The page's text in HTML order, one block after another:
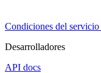
Condiciones del servicio
Desarrolladores
API docs